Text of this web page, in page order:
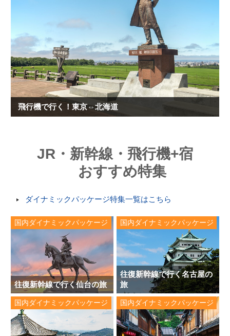
飛行機で行く！東京⇔北海道
JR・新幹線・飛行機+宿
おすすめ特集
ダイナミックパッケージ特集一覧はこちら
国内ダイナミックパッケージ
往復新幹線で行く仙台の旅
国内ダイナミックパッケージ
往復新幹線で行く名古屋の
旅
国内ダイナミックパッケージ 国内ダイナミックパッケージ